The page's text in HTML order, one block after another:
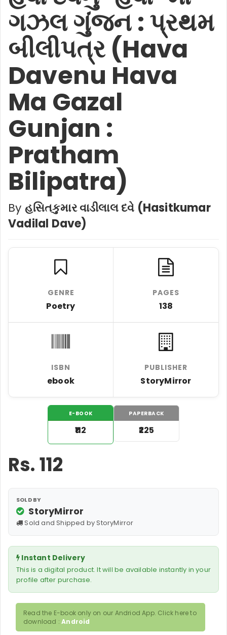
ગઝલ ગુંજન : પ્રથમ
બીલીપત્ર (Hava
Davenu Hava
Ma Gazal
Gunjan :
Pratham
Bilipatra)
By હસિતકુમાર વાડીલાલ દવે (Hasitkumar
Vadilal Dave)
GENRE
Poetry
PAGES
138
ISBN
ebook
PUBLISHER
StoryMirror
E-BOOK
₹112
PAPERBACK
₹225
Rs.112
SOLD BY
StoryMirror
Sold and Shipped by StoryMirror
Instant Delivery
This is a digital product. It will be available instantly in your
profile after purchase.
Read the E-book only on our Andriod App. Click here to
download :Android